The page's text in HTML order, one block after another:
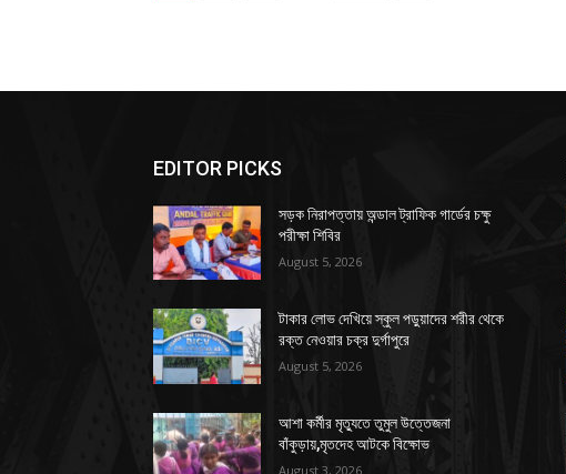
EDITOR PICKS
সড়ক নিরাপত্তায় অন্ডাল ট্রাফিক গার্ডের চক্ষু
পরীক্ষা শিবির
August 5, 2026
টাকার লোভ দেখিয়ে স্কুল পড়ুয়াদের শরীর থেকে
রক্ত নেওয়ার চক্র দুর্গাপুরে
August 5, 2026
আশা কর্মীর মৃত্যুতে তুমুল উত্তেজনা
বাঁকুড়ায়,মৃতদেহ আটকে বিক্ষোভ
August 3, 2026